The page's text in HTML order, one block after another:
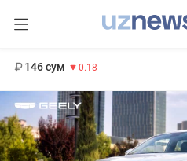
146 сум -0.18